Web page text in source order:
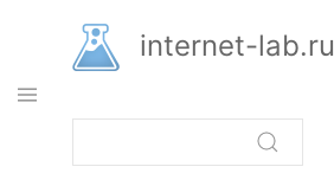
основному
содержанию
internet-lab.ru